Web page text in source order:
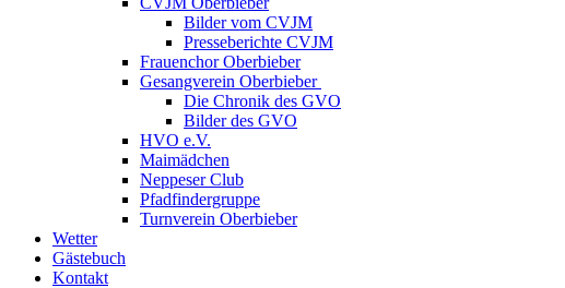
Bilder vom CVJM
Presseberichte CVJM
Frauenchor Oberbieber
Gesangverein Oberbieber
Die Chronik des GVO
Bilder des GVO
HVO e.V.
Maimädchen
Neppeser Club
Pfadfindergruppe
Turnverein Oberbieber
Wetter
Gästebuch
Kontakt